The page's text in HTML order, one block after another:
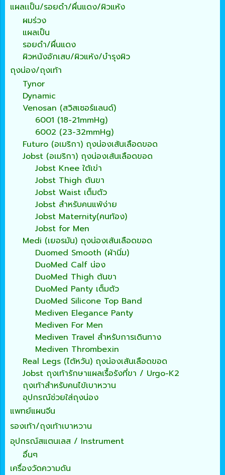
แผลเเป็น/รอยดำ/ผื่นแดง/ผิวแห้ง
ผมร่วง
แผลเป็น
รอยดำ/ผื่นแดง
ผิวหนังอักเสบ/ผิวแห้ง/บำรุงผิว
ถุงน่อง/ถุงเท้า
Tynor
Dynamic
Venosan (สวิสเซอร์แลนด์)
6001 (18-21mmHg)
6002 (23-32mmHg)
Futuro (อเมริกา) ถุงน่องเส้นเลือดขอด
Jobst (อเมริกา) ถุงน่องเส้นเลือดขอด
Jobst Knee ใต้เข่า
Jobst Thigh ต้นขา
Jobst Waist เต็มตัว
Jobst สำหรับคนแพ้ง่าย
Jobst Maternity(คนท้อง)
Jobst for Men
Medi (เยอรมัน) ถุงน่องเส้นเลือดขอด
Duomed Smooth (ผ้านิ่ม)
DuoMed Calf น่อง
DuoMed Thigh ต้นขา
DuoMed Panty เต็มตัว
DuoMed Silicone Top Band
Mediven Elegance Panty
Mediven For Men
Mediven Travel สำหรับการเดินทาง
Mediven Thrombexin
Real Legs (ไต้หวัน) ถุงน่องเส้นเลือดขอด
Jobst ถุงเท้ารักษาแผลเรื้อรังที่ขา / Urgo-K2
ถุงเท้าสำหรับคนไข้เบาหวาน
อุปกรณ์ช่วยใส่ถุงน่อง
แพทย์แผนจีน
รองเท้า/ถุงเท้าเบาหวาน
อุปกรณ์สแตนเลส / Instrument
อื่นๆ
เครื่องวัดความดัน